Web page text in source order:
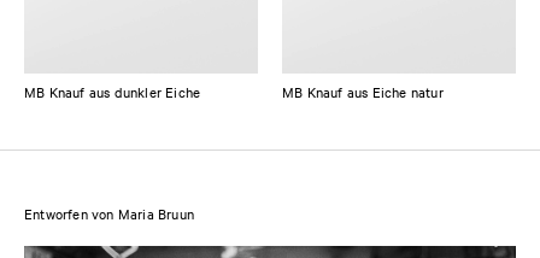
MB Knauf aus dunkler Eiche MB Knauf aus Eiche natur
Entworfen von Maria Bruun